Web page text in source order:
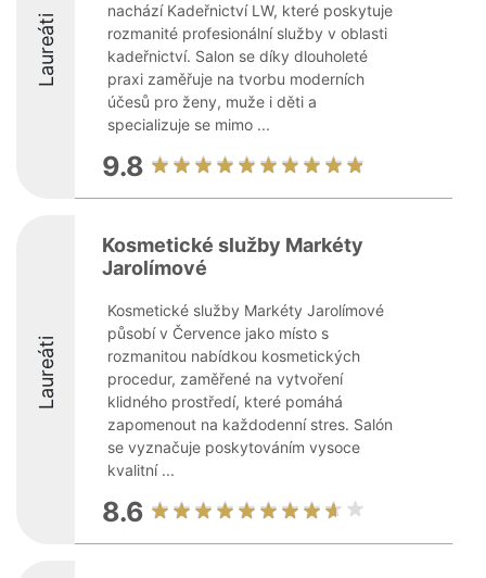
Laureáti
nachází Kadeřnictví LW, které poskytuje
rozmanité profesionální služby v oblasti
kadeřnictví. Salon se díky dlouholeté
praxi zaměřuje na tvorbu moderních
účesů pro ženy, muže i děti a
specializuje se mimo ...
9.8
Laureáti
Kosmetické služby Markéty
Jarolímové
Kosmetické služby Markéty Jarolímové
působí v Července jako místo s
rozmanitou nabídkou kosmetických
procedur, zaměřené na vytvoření
klidného prostředí, které pomáhá
zapomenout na každodenní stres. Salón
se vyznačuje poskytováním vysoce
kvalitní ...
8.6